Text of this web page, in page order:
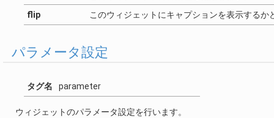
flip このウィジェットにキャプションを表示するか
パラメータ設定
タグ名 parameter
ウィジェットのパラメータ設定を行います。